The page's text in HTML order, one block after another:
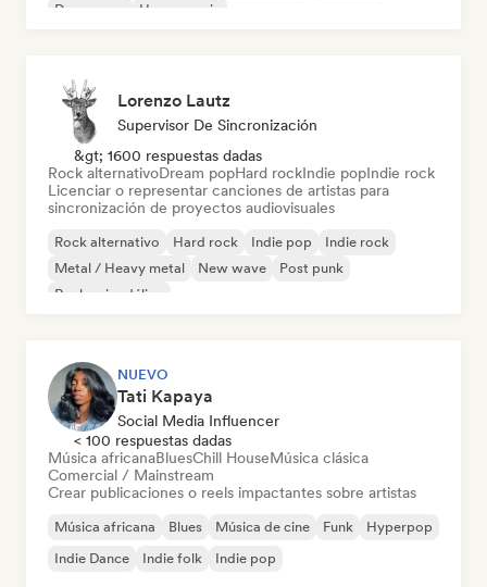
Dream pop
House music
Lorenzo Lautz
Supervisor De Sincronización
&gt; 1600 respuestas dadas
Rock alternativoDream popHard rockIndie popIndie rock
Licenciar o representar canciones de artistas para
sincronización de proyectos audiovisuales
Rock alternativo Hard rock Indie pop
Indie rock
Metal / Heavy metal
New wave
Post punk
Rock psicodélico
NUEVO
Tati Kapaya
Social Media Influencer
< 100 respuestas dadas
Música africanaBluesChill HouseMúsica clásica
Comercial / Mainstream
Crear publicaciones o reels impactantes sobre artistas
Música africana Blues Música de cine Funk
Hyperpop
Indie Dance
Indie folk Indie pop